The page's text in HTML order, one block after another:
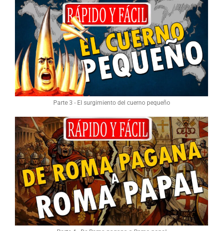
Parte 3 - El surgimiento del cuerno pequeño